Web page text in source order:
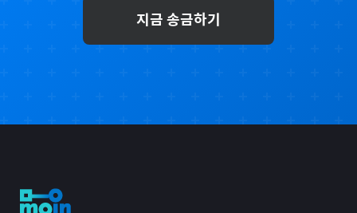
지금 송금하기